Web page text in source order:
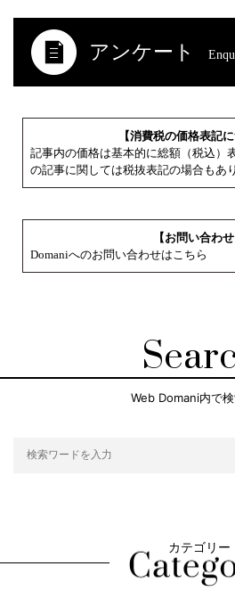
アンケート
【消費税の価格表記に
記事内の価格は基本的に総額（税込）
の記事に関しては税抜表記の場合もあ
【お問い合わせ
Domaniへのお問い合わせはこちら
Web Domani内で
カテゴリー